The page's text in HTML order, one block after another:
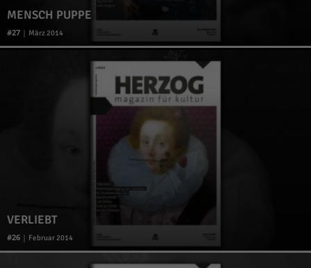
MENSCH PUPPE
27 | März 2014
VERLIEBT
26 | Februar 2014